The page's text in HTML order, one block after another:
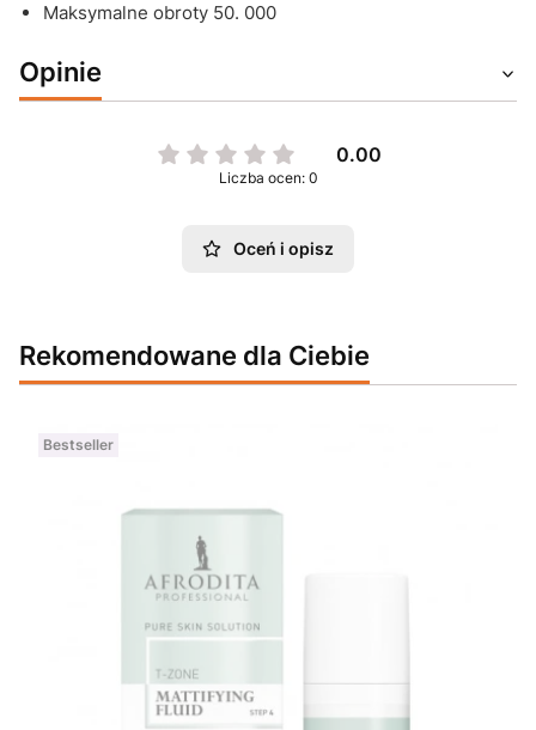
Maksymalne obroty 50. 000
Opinie
0.00
Liczba ocen: 0
Oceń i opisz
Rekomendowane dla Ciebie
Bestseller